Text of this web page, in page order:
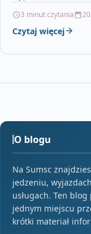
3 minut czytania
Czytaj więcej
O blogu
Na Sumsc
jedzeniu,
usługach. Ten
jednym miejscu
krótki materiał